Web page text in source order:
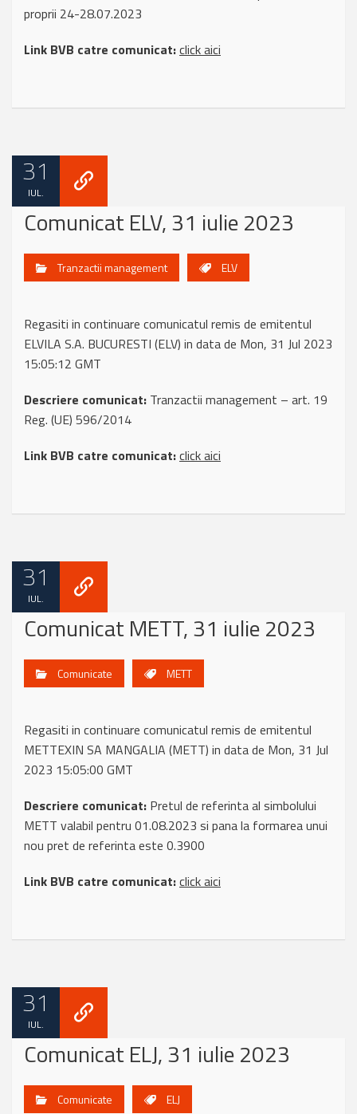
proprii 24-28.07.2023
Link BVB catre comunicat:click aici
31
IUL.
Comunicat ELV, 31 iulie 2023
Tranzactii management ELV
Regasiti in continuare comunicatul remis de emitentul
ELVILA S.A. BUCURESTI (ELV) in data de Mon, 31 Jul 2023
15:05:12 GMT
Descriere comunicat: Tranzactii management – art. 19
Reg. (UE) 596/2014
Link BVB catre comunicat:click aici
31
IUL.
Comunicat METT, 31 iulie 2023
Comunicate METT
Regasiti in continuare comunicatul remis de emitentul
METTEXIN SA MANGALIA (METT) in data de Mon, 31 Jul
2023 15:05:00 GMT
Descriere comunicat: Pretul de referinta al simbolului
METT valabil pentru 01.08.2023 si pana la formarea unui
nou pret de referinta este 0.3900
Link BVB catre comunicat:click aici
31
IUL.
Comunicat ELJ, 31 iulie 2023
Comunicate ELJ